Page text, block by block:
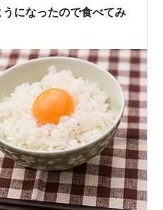
の公園ベンチお弁当会と
になったので食べてみ